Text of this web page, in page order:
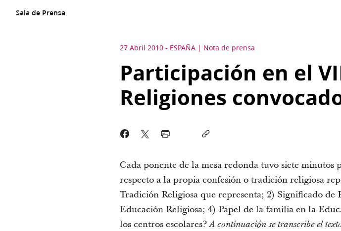
Sala de Prensa
27 Abril 2010 - ESPAÑA Nota de prensa
Participación en el
Religiones
Cada ponente de la mesa redonda tuvo siete minutos
respecto a la propia confesión o tradición religiosa
Tradición Religiosa que representa; 2) Significado
Educación Religiosa; 4) Papel de la familia en la
los centros escolares?A continuación se transcribe el